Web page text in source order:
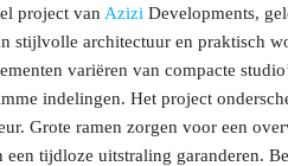
project van Azizi Developments,
stijlvolle architectuur en praktisch
variëren van compacte
indelingen. Het project
Grote ramen zorgen voor een
tijdloze uitstraling garanderen.